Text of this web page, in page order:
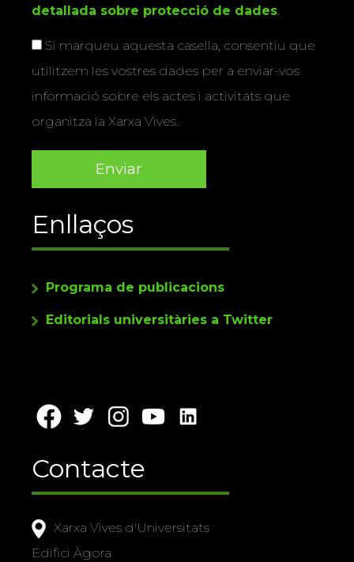
detallada sobre protecció de dades.
Si marqueu aquesta casella, consentiu que
utilitzem les vostres dades per a enviar-vos
informació sobre els actes i activitats que
organitza la Xarxa Vives.
Enllaços
Programa de publicacions
Editorials universitàries a Twitter
Contacte
Xarxa Vives d'Universitats
Edifici Àgora